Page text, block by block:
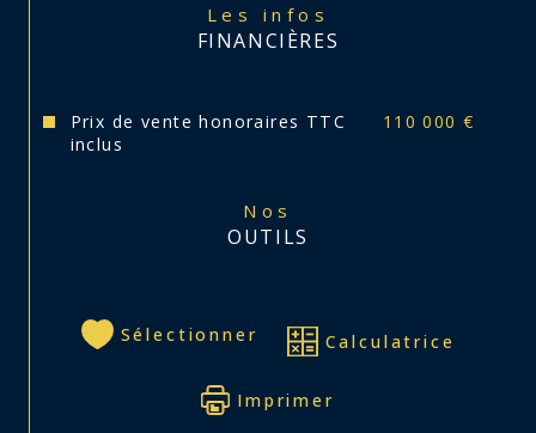
Les infos
FINANCIÈRES
Prix de vente honoraires TTC
inclus
110 000 €
Nos
OUTILS
Sélectionner Calculatrice
Imprimer